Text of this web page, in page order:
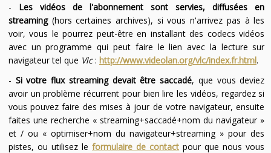
- Les vidéos de l'abonnement sont servies, diffusées en
streaming(hors certaines archives), si vous n'arrivez pas à les
voir, vous le pourrez peut-être en installant des codecs vidéos
avec un programme qui peut faire le lien avec la lecture sur
navigateur tel que Vlc: http://www.videolan.org/vlc/index.fr.html.
- Si votre flux streaming devait être saccadé, que vous deviez
avoir un problème récurrent pour bien lire les vidéos, regardez si
vous pouvez faire des mises à jour de votre navigateur, ensuite
faites une recherche « streaming+saccadé+nom du navigateur »
et / ou « optimiser+nom du navigateur+streaming » pour des
pistes, ou utilisez leformulaire de contact pour que nous vous